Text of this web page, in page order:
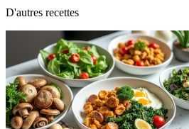
D'autres recettes